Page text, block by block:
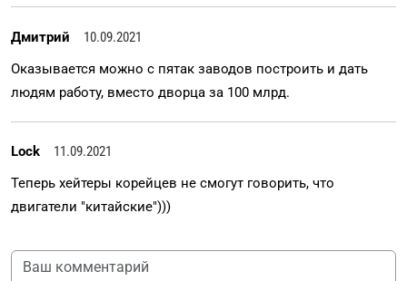
Дмитрий
10.09.2021
Оказывается можно с пятак заводов построить и дать
людям работу, вместо дворца за 100 млрд.
Lock
11.09.2021
Теперь хейтеры корейцев не смогут говорить, что
двигатели "китайские")))